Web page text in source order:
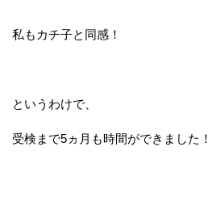
私もカチ子と同感！
というわけで、
受検まで5ヵ月も時間ができました！